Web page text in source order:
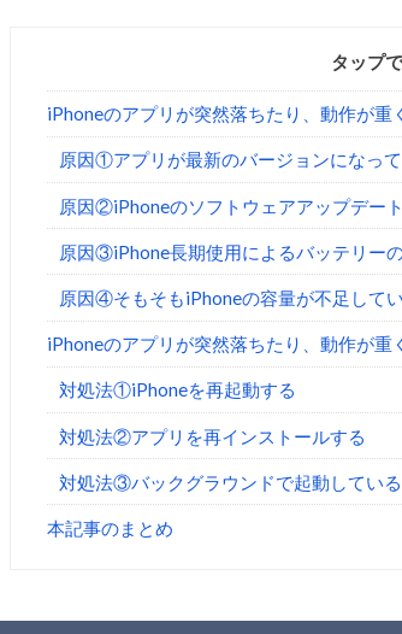
タップ
iPhoneのアプリが突然落ちたり、動作が重
原因①アプリが最新のバージョンになっ
原因②iPhoneのソフトウェアアップデー
原因③iPhone長期使用によるバッテリー
原因④そもそもiPhoneの容量が不足して
iPhoneのアプリが突然落ちたり、動作が重
対処法①iPhoneを再起動する
対処法②アプリを再インストールする
対処法③バックグラウンドで起動してい
本記事のまとめ